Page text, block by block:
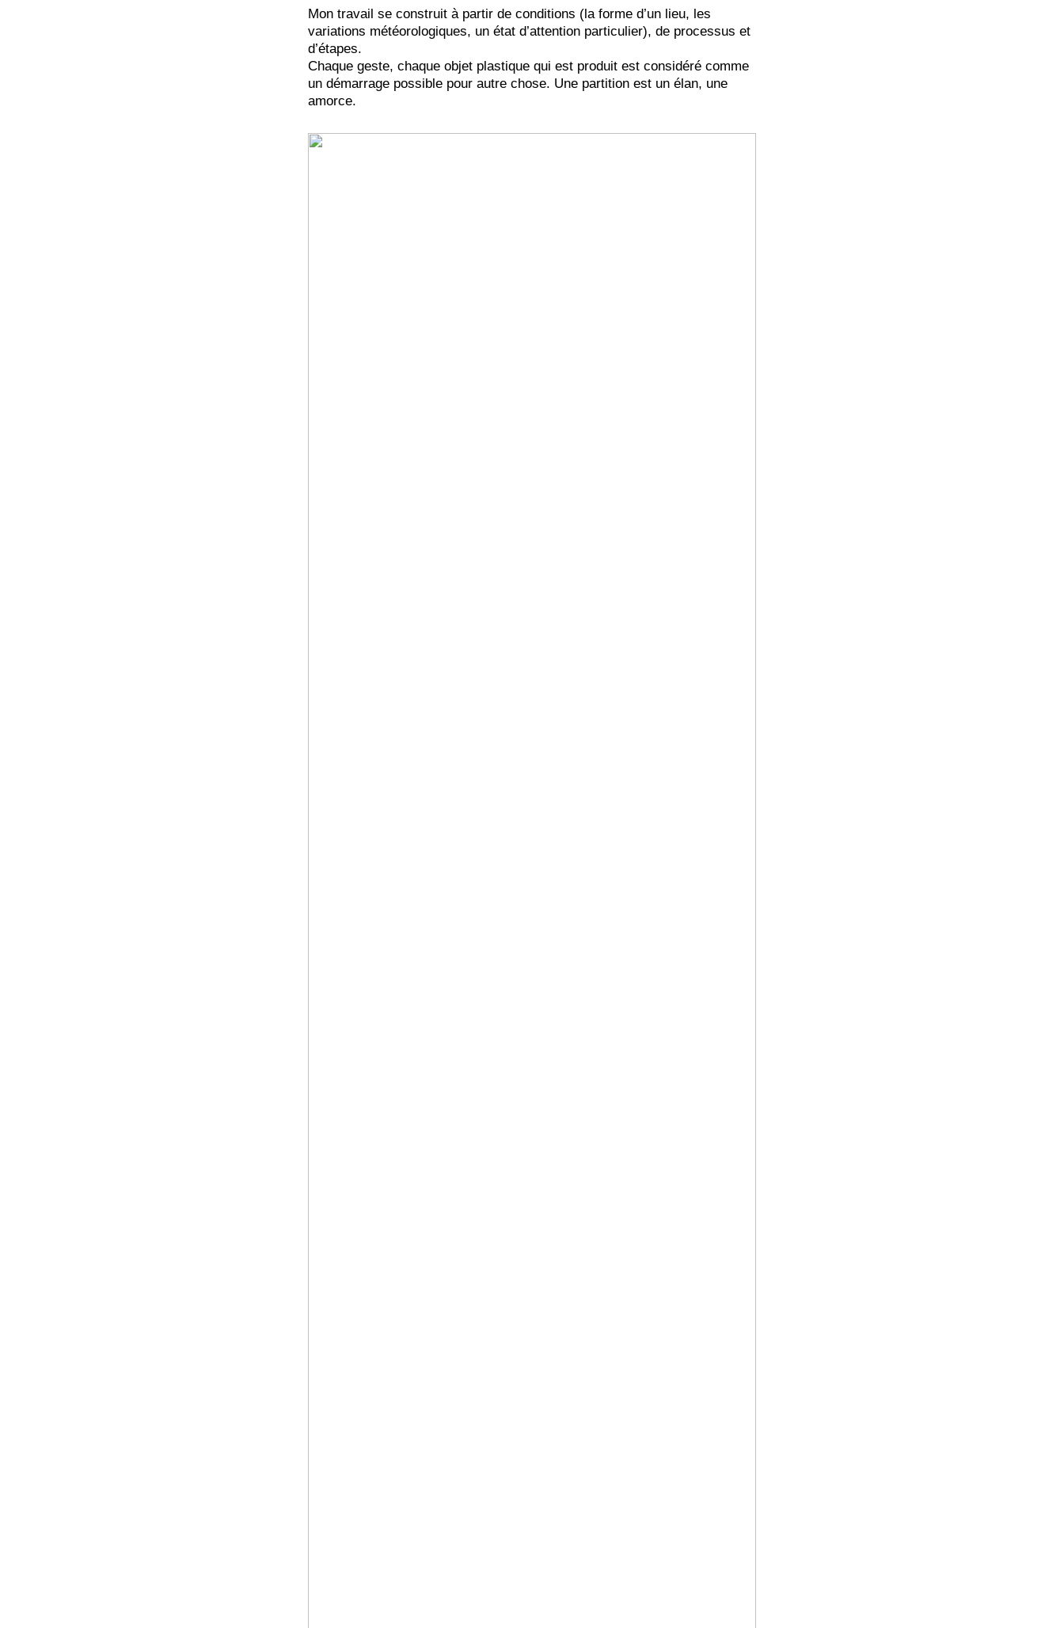
Mon travail se construit à partir de conditions (la forme d’un lieu, les
variations météorologiques, un état d’attention particulier), de processus et
d’étapes.
Chaque geste, chaque objet plastique qui est produit est considéré comme
un démarrage possible pour autre chose. Une partition est un élan, une
amorce.